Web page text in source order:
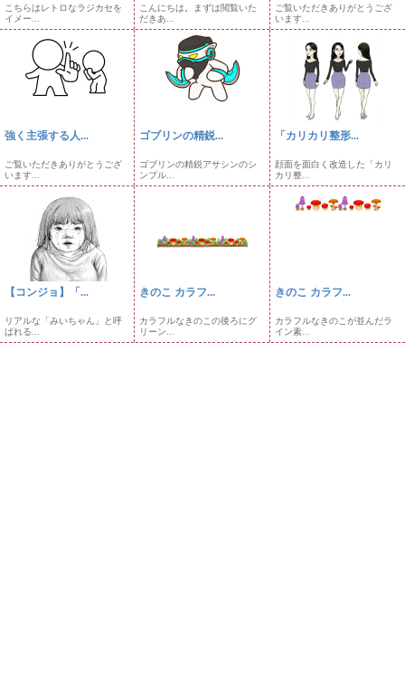
こちらはレトロなラジカセを
イメー...
こんにちは。まずは閲覧いた
だきあ...
ご覧いただきありがとうござ
います...
強く主張する人...
ご覧いただきありがとうござ
います...
ゴブリンの精鋭...
ゴブリンの精鋭アサシンのシ
ンプル...
「カリカリ整形...
顔面を面白く改造した「カリ
カリ整...
【コンジョ】「...
リアルな「みいちゃん」と呼
ばれる...
きのこ カラフ...
カラフルなきのこの後ろにグ
リーン...
きのこ カラフ...
カラフルなきのこが並んだラ
イン素...